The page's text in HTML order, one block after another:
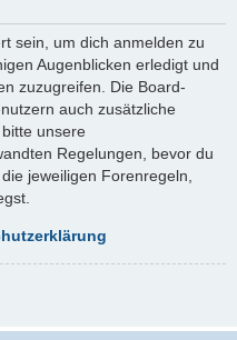
sein, um dich anmelden zu
Augenblicken erledigt und
zuzugreifen. Die Board-
auch zusätzliche
unsere
Regelungen, bevor du
jeweiligen Forenregeln,